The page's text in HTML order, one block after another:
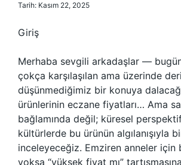
Tarih: Kasım 22, 2025
Giriş
Merhaba sevgili arkadaşlar —
çokça karşılaşılan ama üzerinde
düşünmediğimiz bir konuya
ürünlerinin eczane fiyatları… Ama
bağlamında değil; küresel
kültürlerde bu ürünün algılanışıyla
inceleyeceğiz. Emziren anneler için
yoksa “yüksek fiyat mı”